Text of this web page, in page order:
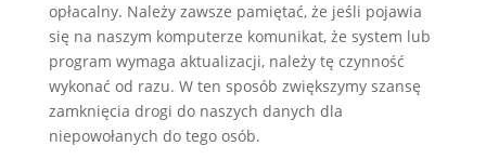
opłacalny. Należy zawsze pamiętać, że jeśli pojawia
się na naszym komputerze komunikat, że system lub
program wymaga aktualizacji, należy tę czynność
wykonać od razu. W ten sposób zwiększymy szansę
zamknięcia drogi do naszych danych dla
niepowołanych do tego osób.